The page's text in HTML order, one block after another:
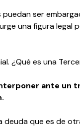
ser
una figura legal
¿Qué es una
ante un
deuda que es de